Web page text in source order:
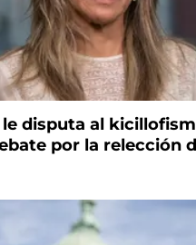
disputa al
por la relección